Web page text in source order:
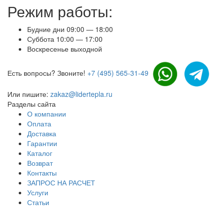
Режим работы:
Будние дни 09:00 — 18:00
Суббота 10:00 — 17:00
Воскресенье выходной
Есть вопросы? Звоните! +7 (495) 565-31-49
Или пишите: zakaz@lidertepla.ru
Разделы сайта
О компании
Оплата
Доставка
Гарантии
Каталог
Возврат
Контакты
ЗАПРОС НА РАСЧЕТ
Услуги
Статьи